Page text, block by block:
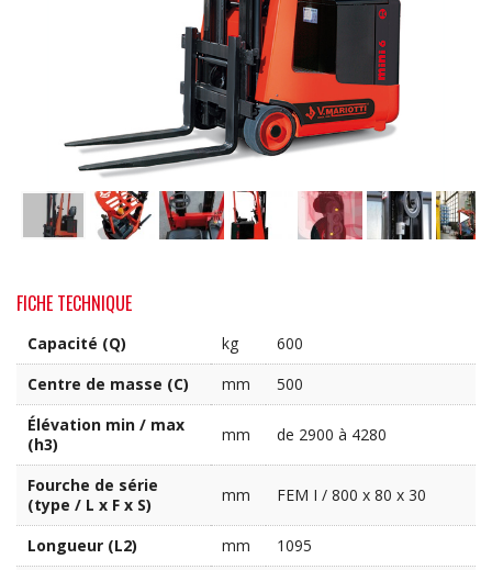
FICHE TECHNIQUE
Capacité (Q) kg
600
Centre de masse (C)
mm
500
Élévation min / max
(h3)
mm de 2900 à 4280
Fourche de série
(type / L x F x S)
mm FEM I / 800 x 80 x 30
Longueur (L2) mm
1095